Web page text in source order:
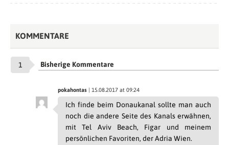
KOMMENTARE
1 Bisherige Kommentare
pokahontas | 15.08.2017 at 09:24
Ich finde beim Donaukanal sollte man auch
noch die andere Seite des Kanals erwähnen,
mit Tel Aviv Beach, Figar und meinem
persönlichen Favoriten, der Adria Wien.